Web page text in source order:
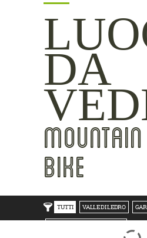
DA
BIKE
TUTTI VALLE DI LEDRO